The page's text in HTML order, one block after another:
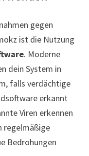
gegen
ist die Nutzung
. Moderne
dein System in
falls verdächtige
erkannt
Viren erkennen
regelmäßige
Bedrohungen